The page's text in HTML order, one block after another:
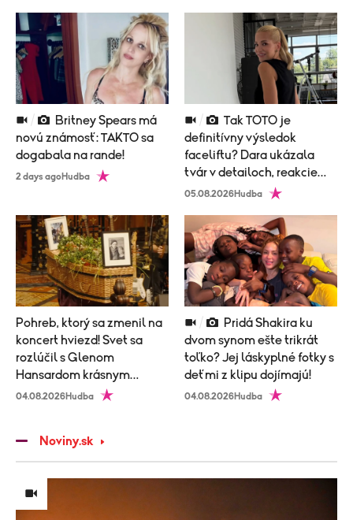
novú známosť: TAKTO sa
dogabala na rande!
2 days agoHudba
definitívny výsledok
faceliftu? Dara ukázala
tvár v detailoch, reakcie
prišli okamžite!
05.08.2026Hudba
Pohreb, ktorý sa zmenil na
koncert hviezd! Svet sa
rozlúčil s Glenom
Hansardom krásnym
obradom
04.08.2026Hudba
dvom synom ešte trikrát
toľko? Jej láskyplné fotky s
deťmi z klipu dojímajú!
04.08.2026Hudba
Noviny.sk